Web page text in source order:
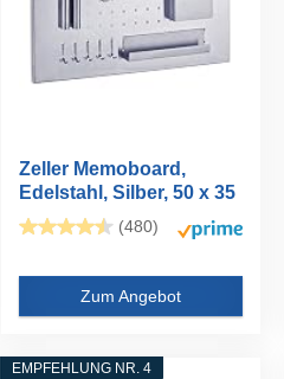
Zeller Memoboard,
Edelstahl, Silber, 50 x 35
x...
(480)
Zum Angebot
EMPFEHLUNG NR. 4